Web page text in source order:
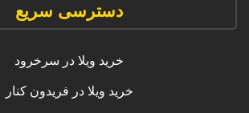
دسترسی سریع
خرید ویلا در سرخرود
خرید ویلا در فریدون کنار